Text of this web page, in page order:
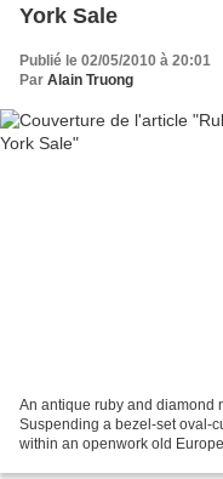
York Sale
Publié le 02/05/2010 à 20:01
Par Alain Truong
An antique ruby and diamond
Suspending a bezel-set oval-
within an openwork old